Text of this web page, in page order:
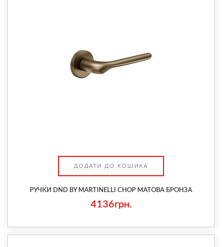
ДОДАТИ ДО КОШИКА
РУЧКИ DND BY MARTINELLI CHOP МАТОВА БРОНЗА
4136грн.